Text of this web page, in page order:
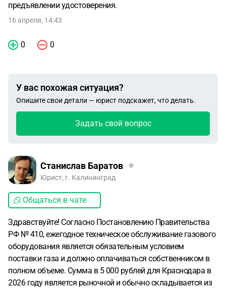
предъявлении удостоверения.
16 апреля, 14:43
0 0
У вас похожая ситуация?
Опишите свои детали — юрист подскажет, что делать.
Задать свой вопрос
Станислав Баратов
Юрист, г. Калининград
Общаться в чате
Здравствуйте! Согласно Постановлению Правительства
РФ № 410, ежегодное техническое обслуживание газового
оборудования является обязательным условием
поставки газа и должно оплачиваться собственником в
полном объеме. Сумма в 5 000 рублей для Краснодара в
2026 году является рыночной и обычно складывается из